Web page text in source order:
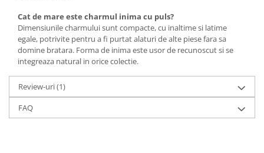
Cat de mare este charmul inima cu puls?
Dimensiunile charmului sunt compacte, cu inaltime si latime
egale, potrivite pentru a fi purtat alaturi de alte piese fara sa
domine bratara. Forma de inima este usor de recunoscut si se
integreaza natural in orice colectie.
Review-uri(1)
FAQ